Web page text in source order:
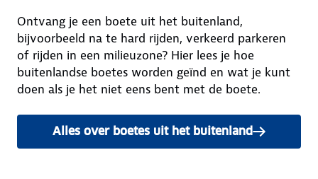
Ontvang je een boete uit het buitenland,
bijvoorbeeld na te hard rijden, verkeerd parkeren
of rijden in een milieuzone? Hier lees je hoe
buitenlandse boetes worden geïnd en wat je kunt
doen als je het niet eens bent met de boete.
Alles over boetes uit het buitenland